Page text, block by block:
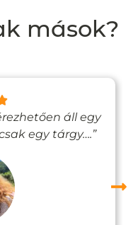
mások?
áll egy
egy tárgy….”